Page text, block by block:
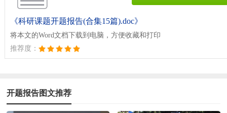
《科研课题开题报告(合集15篇).doc》
将本文的Word文档下载到电脑，方便收藏和打印
推荐度：
开题报告图文推荐